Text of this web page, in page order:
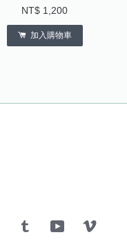
NT$ 1,200
加入購物車
InstagramTumblr YouTube